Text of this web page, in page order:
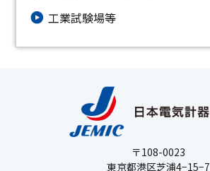
工業試験場等
〒108-0023
東京都港区芝浦4−15−7